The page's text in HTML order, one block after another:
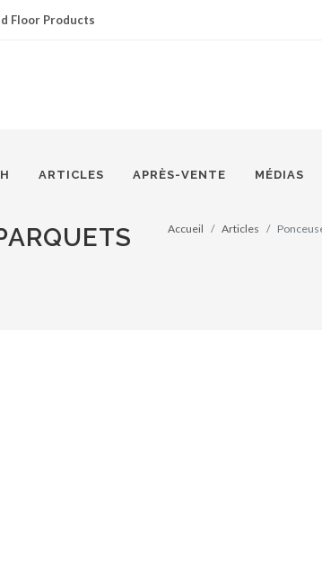
Floor Products
ARTICLES APRÈS-VENTE MÉDIAS
Accueil Articles